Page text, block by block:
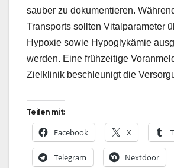
sauber zu dokumentieren.
Transports sollten Vitalparameter
Hypoxie sowie Hypoglykämie
werden. Eine frühzeitige
Zielklinik beschleunigt die
Teilen mit:
Facebook X
Telegram Nextdoor